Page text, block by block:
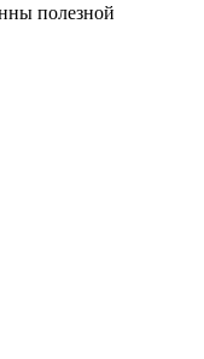
полезной